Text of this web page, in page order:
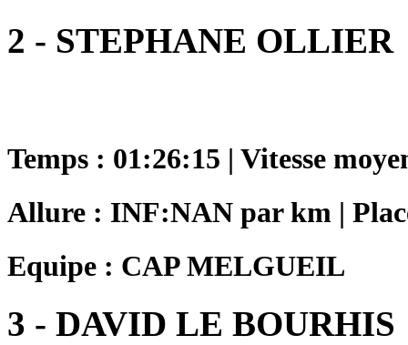
2 - STEPHANE OLLIER
Temps : 01:26:15 | Vitesse
Allure : INF:NAN par km |
Equipe : CAP MELGUEIL
3 - DAVID LE BOURHIS